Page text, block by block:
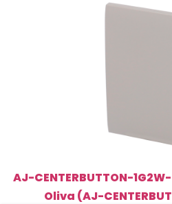
AJ-CENTERBUTTON-
Oliva (AJ-